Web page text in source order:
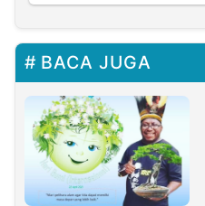
BACA JUGA